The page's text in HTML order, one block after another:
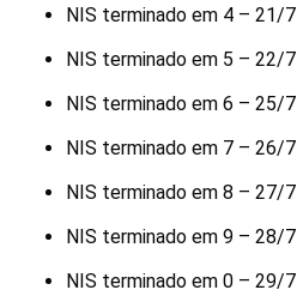
NIS terminado em 4 – 21/7
NIS terminado em 5 – 22/7
NIS terminado em 6 – 25/7
NIS terminado em 7 – 26/7
NIS terminado em 8 – 27/7
NIS terminado em 9 – 28/7
NIS terminado em 0 – 29/7